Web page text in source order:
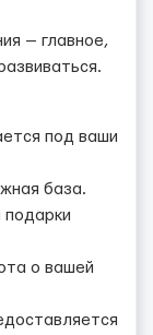
— главное,
под ваши
база.
о вашей